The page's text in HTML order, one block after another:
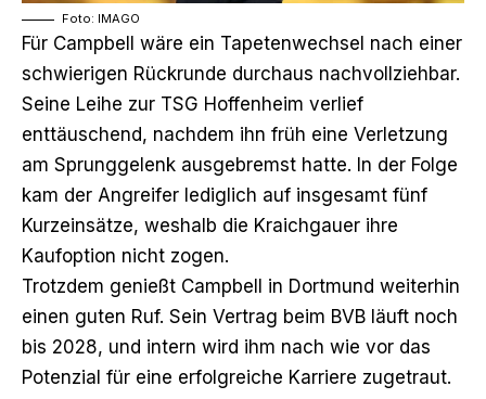
Foto: IMAGO
Für Campbell wäre ein Tapetenwechsel nach einer
schwierigen Rückrunde durchaus nachvollziehbar.
Seine Leihe zur TSG Hoffenheim verlief
enttäuschend, nachdem ihn früh eine Verletzung
am Sprunggelenk ausgebremst hatte. In der Folge
kam der Angreifer lediglich auf insgesamt fünf
Kurzeinsätze, weshalb die Kraichgauer ihre
Kaufoption nicht zogen.
Trotzdem genießt Campbell in Dortmund weiterhin
einen guten Ruf. Sein Vertrag beim BVB läuft noch
bis 2028, und intern wird ihm nach wie vor das
Potenzial für eine erfolgreiche Karriere zugetraut.